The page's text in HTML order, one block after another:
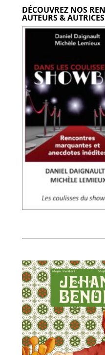
DÉCOUVREZ NOS
AUTEURS & AUTRICES